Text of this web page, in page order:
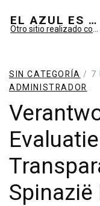
EL AZUL ES SUEÑO; EL VERDE ES IMAGINARIO
SIN CATEGORÍA / 7
ADMINISTRADOR